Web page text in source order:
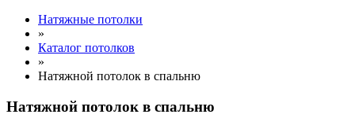
Натяжные потолки
»
Каталог потолков
»
Натяжной потолок в спальню
Натяжной потолок в спальню